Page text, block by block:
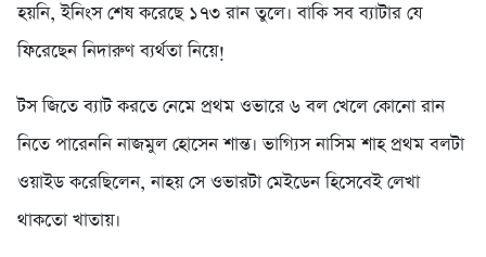
হয়নি, ইনিংস শেষ করেছে ১৭৩ রান তুলে। বাকি সব ব্যাটার যে
ফিরেছেন নিদারুণ ব্যর্থতা নিয়ে!
টস জিতে ব্যাট করতে নেমে প্রথম ওভারে ৬ বল খেলে কোনো রান
নিতে পারেননি নাজমুল হোসেন শান্ত। ভাগ্যিস নাসিম শাহ প্রথম বলটা
ওয়াইড করেছিলেন, নাহয় সে ওভারটা মেইডেন হিসেবেই লেখা
থাকতো খাতায়।